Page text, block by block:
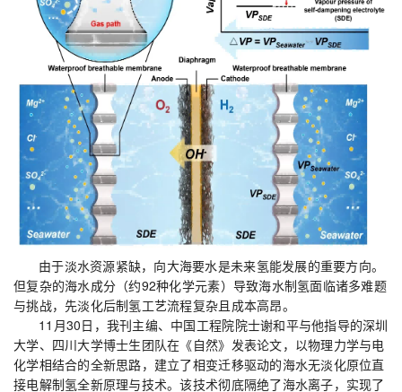
由于淡水资源紧缺，向大海要水是未来氢能发展的重要方向。
但复杂的海水成分（约92种化学元素）导致海水制氢面临诸多难题
与挑战，先淡化后制氢工艺流程复杂且成本高昂。
11月30日，我刊主编、中国工程院院士谢和平与他指导的深圳
大学、四川大学博士生团队在《自然》发表论文，以物理力学与电
化学相结合的全新思路，建立了相变迁移驱动的海水无淡化原位直
接电解制氢全新原理与技术。该技术彻底隔绝了海水离子，实现了